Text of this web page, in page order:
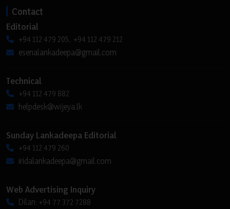
Contact
Editorial
+94 112 479 205, +94 112 479 212
esenalankadeepa@gmail.com
Technical
+94 112 479 882
helpdesk@wijeya.lk
Sunday Lankadeepa Editorial
+94 112 479 260
iridalankadeepa@gmail.com
Web Advertising Inquiry
Dilan: +94 77 372 7288